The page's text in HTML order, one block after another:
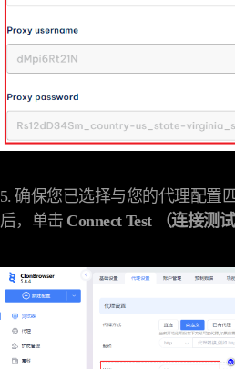
5. 确保您已选择与您的代理配置
后，单击 Connect Test （连接测